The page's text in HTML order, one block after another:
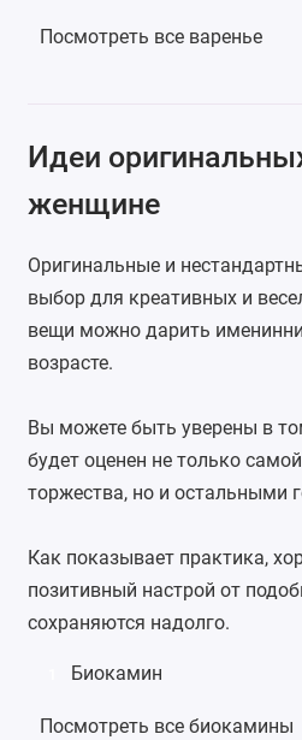
Посмотреть все варенье
Идеи
женщине
Оригинальные и
выбор для креативных и
вещи можно дарить
возрасте.
Вы можете быть уверены в
будет оценен не только
торжества, но и остальными
Как показывает практика,
позитивный настрой от
сохраняются надолго.
Биокамин
Посмотреть все биокамины